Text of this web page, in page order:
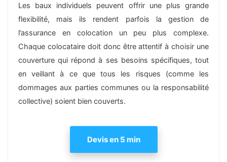
Les baux individuels peuvent offrir une plus grande
flexibilité, mais ils rendent parfois la gestion de
l’assurance en colocation un peu plus complexe.
Chaque colocataire doit donc être attentif à choisir une
couverture qui répond à ses besoins spécifiques, tout
en veillant à ce que tous les risques (comme les
dommages aux parties communes ou la responsabilité
collective) soient bien couverts.
Devis en 5 min